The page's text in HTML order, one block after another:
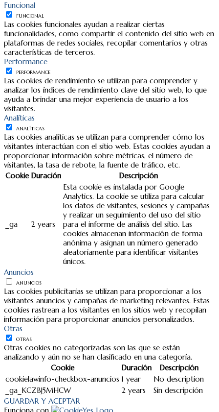
Funcional
FUNCIONAL
Las cookies funcionales ayudan a realizar ciertas
funcionalidades, como compartir el contenido del sitio web en
plataformas de redes sociales, recopilar comentarios y otras
características de terceros.
Performance
PERFORMANCE
Las cookies de rendimiento se utilizan para comprender y
analizar los índices de rendimiento clave del sitio web, lo que
ayuda a brindar una mejor experiencia de usuario a los
visitantes.
Analíticas
ANALÍTICAS
Las cookies analíticas se utilizan para comprender cómo los
visitantes interactúan con el sitio web. Estas cookies ayudan a
proporcionar información sobre métricas, el número de
visitantes, la tasa de rebote, la fuente de tráfico, etc.
Cookie Duración Descripción
_ga 2 years
Esta cookie es instalada por Google
Analytics. La cookie se utiliza para calcular
los datos de visitantes, sesiones y campañas
y realizar un seguimiento del uso del sitio
para el informe de análisis del sitio. Las
cookies almacenan información de forma
anónima y asignan un número generado
aleatoriamente para identificar visitantes
únicos.
Anuncios
ANUNCIOS
Las cookies publicitarias se utilizan para proporcionar a los
visitantes anuncios y campañas de marketing relevantes. Estas
cookies rastrean a los visitantes en los sitios web y recopilan
información para proporcionar anuncios personalizados.
Otras
OTRAS
Otras cookies no categorizadas son las que se están
analizando y aún no se han clasificado en una categoría.
Cookie
Duración
Descripción
cookielawinfo-checkbox-anuncios 1 year
No description
_ga_KCZBJ5MHCW
2 years
Sin descripción
GUARDAR Y ACEPTAR